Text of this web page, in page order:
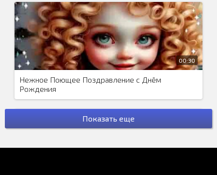
00:30
Нежное Поющее Поздравление с Днём
Рождения
Показать еще